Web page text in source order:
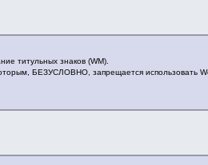
титульных знаков (WM).
БЕЗУСЛОВНО, запрещается использовать